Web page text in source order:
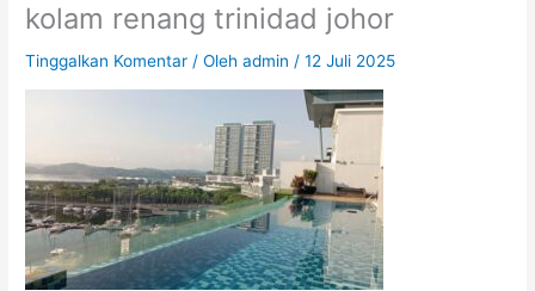
kolam renang trinidad johor
Tinggalkan Komentar / Olehadmin /12 Juli 2025